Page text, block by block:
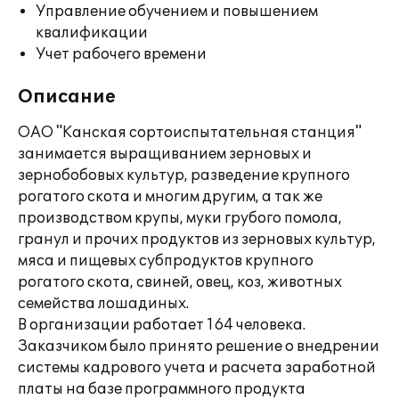
Управление обучением и повышением
квалификации
Учет рабочего времени
Описание
ОАО "Канская сортоиспытательная станция"
занимается выращиванием зерновых и
зернобобовых культур, разведение крупного
рогатого скота и многим другим, а так же
производством крупы, муки грубого помола,
гранул и прочих продуктов из зерновых культур,
мяса и пищевых субпродуктов крупного
рогатого скота, свиней, овец, коз, животных
семейства лошадиных.
В организации работает 164 человека.
Заказчиком было принято решение о внедрении
системы кадрового учета и расчета заработной
платы на базе программного продукта